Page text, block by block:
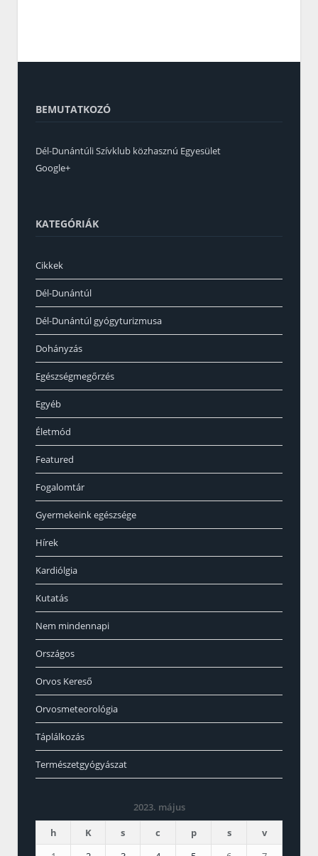
BEMUTATKOZÓ
Dél-Dunántúli Szívklub közhasznú Egyesület
Google+
KATEGÓRIÁK
Cikkek
Dél-Dunántúl
Dél-Dunántúl gyógyturizmusa
Dohányzás
Egészségmegőrzés
Egyéb
Életmód
Featured
Fogalomtár
Gyermekeink egészsége
Hírek
Kardiólgia
Kutatás
Nem mindennapi
Országos
Orvos Kereső
Orvosmeteorológia
Táplálkozás
Természetgyógyászat
2023. május
h
K s c p s
v